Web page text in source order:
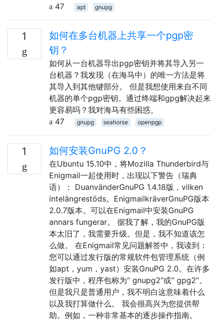
47
apt gnupg
1
如何在多台机器上共享一个pgp密
钥？
如何从一台机器导出pgp密钥并将其导入另一
台机器？我发现（在海马中）的唯一方法是将
其导入到其他键部分。 但是我想使用来自不同
机器的单个pgp密钥。通过终端和gpg解决起来
更容易吗？我对海马有些困惑。
47
gnupg seahorse openpgp
1 如何安装GnuPG 2.0？
在Ubuntu 15.10中，将Mozilla Thunderbird与
Enigmail一起使用时，出现以下警告（瑞典
语）： DuanvänderGnuPG 1.4.18版，vilken
intelängrestöds。EnigmailkräverGnuPG版本
2.0.7版本。可以在Enigmail中安装GnuPG
annars fungerar。 据我了解，我的GnuPG版
本太旧了，我需要升级。但是，我不知道该怎
么做。 在Enigmail常见问题解答中，我读到：
您可以通过发行版的常规软件包管理系统（例
如apt，yum，yast）安装GnuPG 2.0。在许多
发行版中，程序包称为“ gnupg2”或“ gpg2”。
但是我只是普通用户，我不明白这意味着什么
以及我打算做什么。 我会很高兴为您提供帮
助。例如，一种非常基本的逐步操作指南。